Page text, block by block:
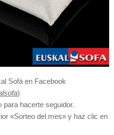
Sofá en Facebook
)
para hacerte seguidor.
«Sorteo del mes» y haz clic en